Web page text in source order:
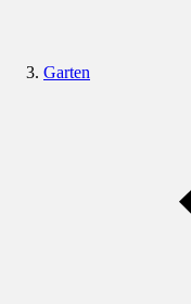
Garten